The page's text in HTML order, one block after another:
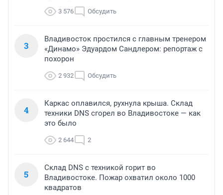
3 576 Обсудить
3
Владивосток простился с главным тренером
«Динамо» Эдуардом Сандлером: репортаж с
похорон
2 932 Обсудить
4
Каркас оплавился, рухнула крыша. Склад
техники DNS сгорел во Владивостоке — как
это было
2 644 2
5
Склад DNS с техникой горит во
Владивостоке. Пожар охватил около 1000
квадратов